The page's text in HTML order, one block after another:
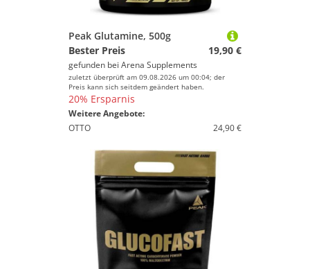
Peak Glutamine, 500g
Bester Preis
19,90 €
gefunden bei Arena Supplements
zuletzt überprüft am 09.08.2026 um 00:04; der
Preis kann sich seitdem geändert haben.
20% Ersparnis
Weitere Angebote:
OTTO
24,90 €